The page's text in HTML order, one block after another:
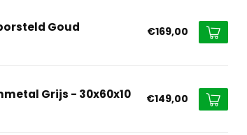
Goud €169,00
Grijs - 30x60x10 €149,00